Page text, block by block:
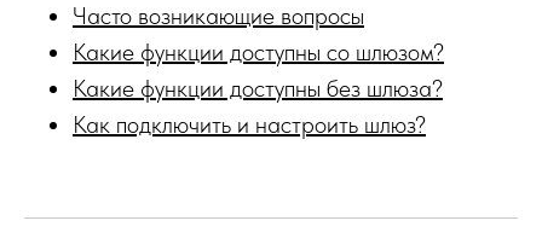
Часто возникающие вопросы
Какие функции доступны со шлюзом?
Какие функции доступны без шлюза?
Как подключить и настроить шлюз?